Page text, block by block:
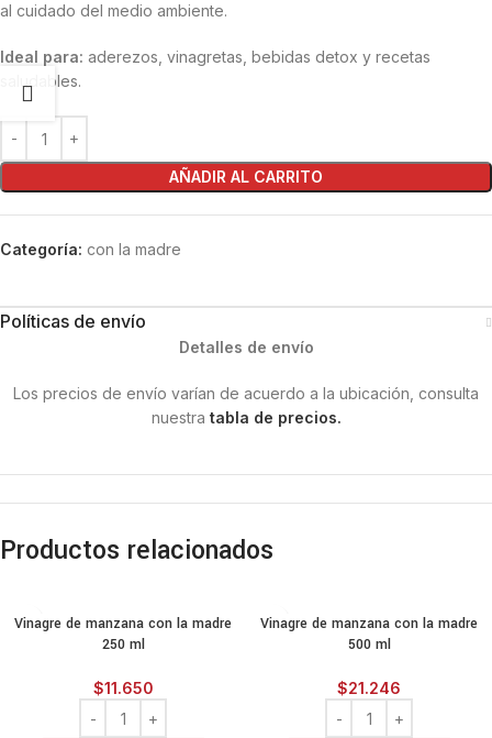
al cuidado del medio ambiente.
Ideal para: aderezos, vinagretas, bebidas detox y recetas
saludables.
AÑADIR AL CARRITO
Categoría: con la madre
Políticas de envío
Detalles de envío
Los precios de envío varían de acuerdo a la ubicación, consulta
nuestra tabla de precios.
Productos relacionados
Vinagre de manzana con la madre
250 ml
$11.650
Vinagre de manzana con la madre
500 ml
$21.246